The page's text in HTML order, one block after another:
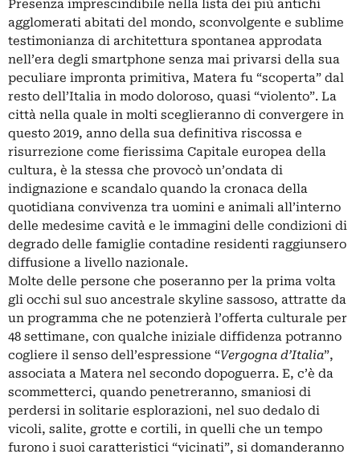
Presenza imprescindibile nella lista dei più antichi
agglomerati abitati del mondo, sconvolgente e sublime
testimonianza di architettura spontanea approdata
nell’era degli smartphone senza mai privarsi della sua
peculiare impronta primitiva, Matera fu “scoperta” dal
resto dell’Italia in modo doloroso, quasi “violento”. La
città nella quale in molti sceglieranno di convergere in
questo 2019, anno della sua definitiva riscossa e
risurrezione come fierissima Capitale europea della
cultura, è la stessa che provocò un’ondata di
indignazione e scandalo quando la cronaca della
quotidiana convivenza tra uomini e animali all’interno
delle medesime cavità e le immagini delle condizioni di
degrado delle famiglie contadine residenti raggiunsero
diffusione a livello nazionale.
Molte delle persone che poseranno per la prima volta
gli occhi sul suo ancestrale skyline sassoso, attratte da
un programma che ne potenzierà l’offerta culturale per
48 settimane, con qualche iniziale diffidenza potranno
cogliere il senso dell’espressione “Vergogna d’Italia”,
associata a Matera nel secondo dopoguerra. E, c’è da
scommetterci, quando penetreranno, smaniosi di
perdersi in solitarie esplorazioni, nel suo dedalo di
vicoli, salite, grotte e cortili, in quelli che un tempo
furono i suoi caratteristici “vicinati”, si domanderanno